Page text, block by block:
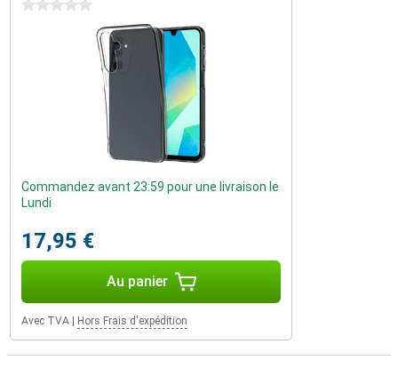
0 étoiles
Commandez avant 23:59 pour une livraison le
Lundi
17,95 €
Au panier
Avec TVA Hors Frais d'expédition